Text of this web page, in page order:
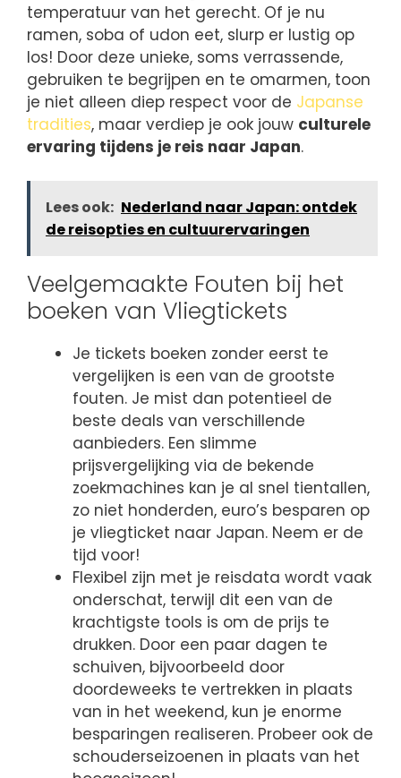
temperatuur van het gerecht. Of je nu
ramen, soba of udon eet, slurp er lustig op
los! Door deze unieke, soms verrassende,
gebruiken te begrijpen en te omarmen, toon
je niet alleen diep respect voor de Japanse
tradities, maar verdiep je ook jouw culturele
ervaring tijdens je reis naar Japan.
Lees ook: Nederland naar Japan: ontdek
de reisopties en cultuurervaringen
Veelgemaakte Fouten bij het
boeken van Vliegtickets
Je tickets boeken zonder eerst te
vergelijken is een van de grootste
fouten. Je mist dan potentieel de
beste deals van verschillende
aanbieders. Een slimme
prijsvergelijking via de bekende
zoekmachines kan je al snel tientallen,
zo niet honderden, euro’s besparen op
je vliegticket naar Japan. Neem er de
tijd voor!
Flexibel zijn met je reisdata wordt vaak
onderschat, terwijl dit een van de
krachtigste tools is om de prijs te
drukken. Door een paar dagen te
schuiven, bijvoorbeeld door
doordeweeks te vertrekken in plaats
van in het weekend, kun je enorme
besparingen realiseren. Probeer ook de
schouderseizoenen in plaats van het